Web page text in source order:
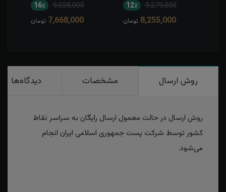
9,279,000 12٪
8,255,000 تومان
9,028,000 16٪
7,668,000 تومان
روش ارسال مشخصات دیدگاه‌ها
روش ارسال در حالت معمول ارسال رایگان به سراسر نقاط
کشور توسط شرکت پست جمهوری اسلامی ایران انجام
می‌شود.